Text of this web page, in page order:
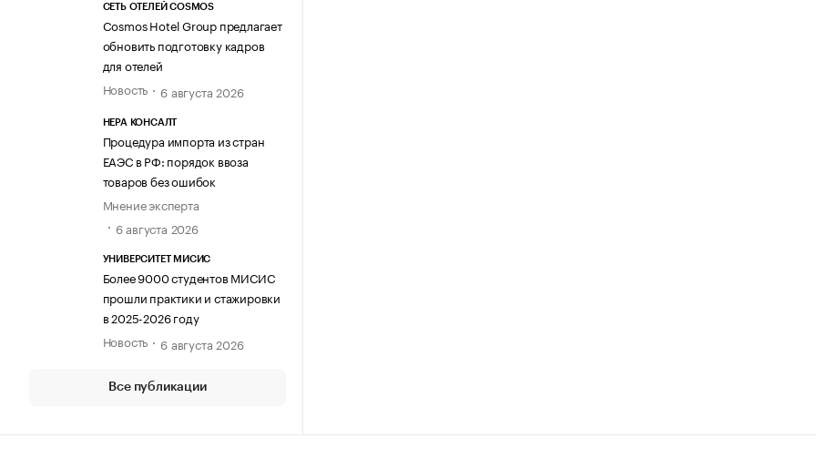
СЕТЬ ОТЕЛЕЙ COSMOS
Cosmos Hotel Group предлагает
обновить подготовку кадров
для отелей
Новость
6 августа 2026
НЕРА КОНСАЛТ
Процедура импорта из стран
ЕАЭС в РФ: порядок ввоза
товаров без ошибок
Мнение эксперта
6 августа 2026
УНИВЕРСИТЕТ МИСИС
Более 9000 студентов МИСИС
прошли практики и стажировки
в 2025-2026 году
Новость
6 августа 2026
Все публикации